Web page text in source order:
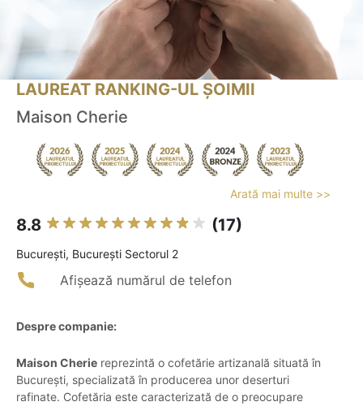
LAUREAT RANKING-UL ȘOIMII
Maison Cherie
Arată mai multe >>
8.8 (17)
Bucureşti, Bucureşti Sectorul 2
Afișează numărul de telefon
Despre companie:
Maison Cherie reprezintă o cofetărie artizanală situată în
București, specializată în producerea unor deserturi
rafinate. Cofetăria este caracterizată de o preocupare